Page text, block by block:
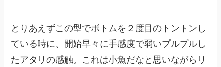
とりあえずこの型でボトムを２度目のトントンし
ている時に、開始早々に手感度で弱いプルプルし
たアタリの感触。これは小魚だなと思いながらリ